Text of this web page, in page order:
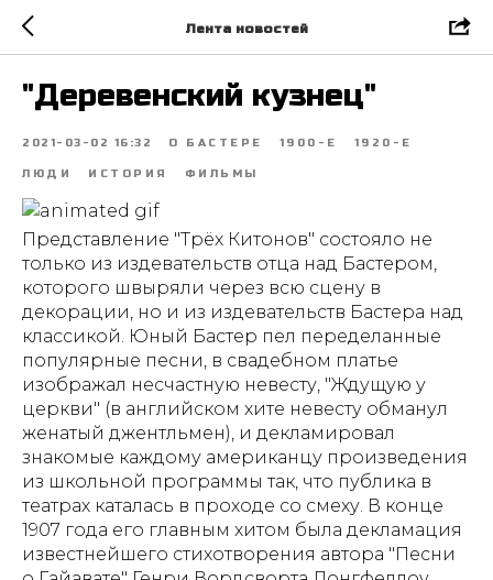
Лента новостей
"Деревенский кузнец"
2021-03-02 16:32 О БАСТЕРЕ 1900-Е 1920-Е
ЛЮДИ ИСТОРИЯ ФИЛЬМЫ
Представление "Трёх Китонов" состояло не
только из издевательств отца над Бастером,
которого швыряли через всю сцену в
декорации, но и из издевательств Бастера над
классикой. Юный Бастер пел переделанные
популярные песни, в свадебном платье
изображал несчастную невесту, "Ждущую у
церкви" (в английском хите невесту обманул
женатый джентльмен), и декламировал
знакомые каждому американцу произведения
из школьной программы так, что публика в
театрах каталась в проходе со смеху. В конце
1907 года его главным хитом была декламация
известнейшего стихотворения автора "Песни